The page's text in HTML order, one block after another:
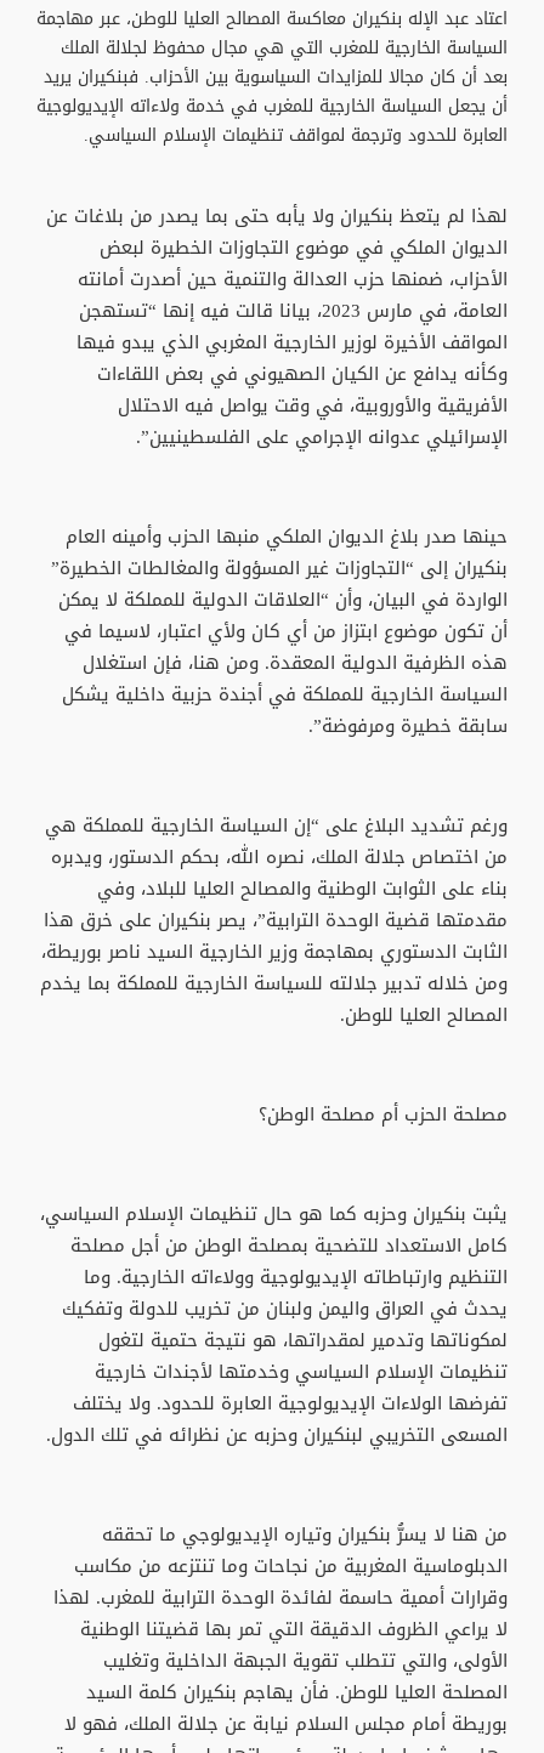
اعتاد عبد الإله بنكيران معاكسة المصالح العليا للوطن، عبر مهاجمة
السياسة الخارجية للمغرب التي هي مجال محفوظ لجلالة الملك
بعد أن كان مجالا للمزايدات السياسوية بين الأحزاب. فبنكيران يريد
أن يجعل السياسة الخارجية للمغرب في خدمة ولاءاته الإيديولوجية
العابرة للحدود وترجمة لمواقف تنظيمات الإسلام السياسي.
لهذا لم يتعظ بنكيران ولا يأبه حتى بما يصدر من بلاغات عن
الديوان الملكي في موضوع التجاوزات الخطيرة لبعض
الأحزاب، ضمنها حزب العدالة والتنمية حين أصدرت أمانته
العامة، في مارس 2023، بيانا قالت فيه إنها “تستهجن
المواقف الأخيرة لوزير الخارجية المغربي الذي يبدو فيها
وكأنه يدافع عن الكيان الصهيوني في بعض اللقاءات
الأفريقية والأوروبية، في وقت يواصل فيه الاحتلال
الإسرائيلي عدوانه الإجرامي على الفلسطينيين”.
حينها صدر بلاغ الديوان الملكي منبها الحزب وأمينه العام
بنكيران إلى “التجاوزات غير المسؤولة والمغالطات الخطيرة”
الواردة في البيان، وأن “العلاقات الدولية للمملكة لا يمكن
أن تكون موضوع ابتزاز من أي كان ولأي اعتبار، لاسيما في
هذه الظرفية الدولية المعقدة. ومن هنا، فإن استغلال
السياسة الخارجية للمملكة في أجندة حزبية داخلية يشكل
سابقة خطيرة ومرفوضة”.
ورغم تشديد البلاغ على “إن السياسة الخارجية للمملكة هي
من اختصاص جلالة الملك، نصره الله، بحكم الدستور، ويدبره
بناء على الثوابت الوطنية والمصالح العليا للبلاد، وفي
مقدمتها قضية الوحدة الترابية”، يصر بنكيران على خرق هذا
الثابت الدستوري بمهاجمة وزير الخارجية السيد ناصر بوريطة،
ومن خلاله تدبير جلالته للسياسة الخارجية للمملكة بما يخدم
المصالح العليا للوطن.
مصلحة الحزب أم مصلحة الوطن؟
يثبت بنكيران وحزبه كما هو حال تنظيمات الإسلام السياسي،
كامل الاستعداد للتضحية بمصلحة الوطن من أجل مصلحة
التنظيم وارتباطاته الإيديولوجية وولاءاته الخارجية. وما
يحدث في العراق واليمن ولبنان من تخريب للدولة وتفكيك
لمكوناتها وتدمير لمقدراتها، هو نتيجة حتمية لتغول
تنظيمات الإسلام السياسي وخدمتها لأجندات خارجية
تفرضها الولاءات الإيديولوجية العابرة للحدود. ولا يختلف
المسعى التخريبي لبنكيران وحزبه عن نظرائه في تلك الدول.
من هنا لا يسرُّ بنكيران وتياره الإيديولوجي ما تحققه
الدبلوماسية المغربية من نجاحات وما تنتزعه من مكاسب
وقرارات أممية حاسمة لفائدة الوحدة الترابية للمغرب. لهذا
لا يراعي الظروف الدقيقة التي تمر بها قضيتنا الوطنية
الأولى، والتي تتطلب تقوية الجبهة الداخلية وتغليب
المصلحة العليا للوطن. فأن يهاجم بنكيران كلمة السيد
بوريطة أمام مجلس السلام نيابة عن جلالة الملك، فهو لا